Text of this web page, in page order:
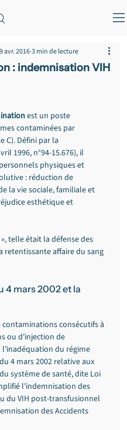
: indemnisation VIH
avr. 20163 min de lecture
est un poste
contaminées par
C). Défini par la
1996, n°94-15.676), il
physiques et
: réduction de
la vie sociale, familiale et
esthétique et
telle était la défense des
retentissante affaire du sang
4 mars 2002 et la
consécutifs à
ou d'injection de
l'inadéquation du régime
4 mars 2002 relative aux
système de santé, dite Loi
l'indemnisation des
du VIH post-transfusionnel
des Accidents